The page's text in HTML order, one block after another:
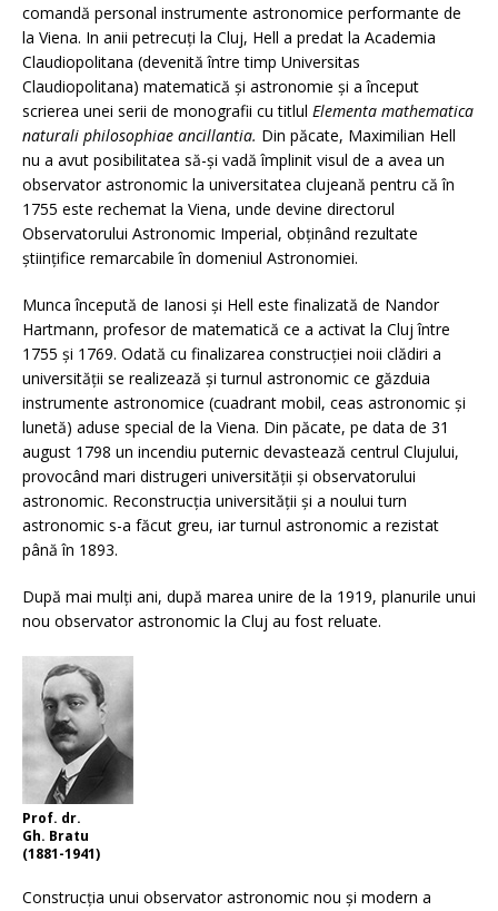
comandă personal instrumente astronomice performante de
la Viena. In anii petrecuţi la Cluj, Hell a predat la Academia
Claudiopolitana (devenită între timp Universitas
Claudiopolitana) matematică şi astronomie şi a început
scrierea unei serii de monografii cu titlul Elementa mathematica
naturali philosophiae ancillantia. Din păcate, Maximilian Hell
nu a avut posibilitatea să-şi vadă împlinit visul de a avea un
observator astronomic la universitatea clujeană pentru că în
1755 este rechemat la Viena, unde devine directorul
Observatorului Astronomic Imperial, obţinând rezultate
ştiinţifice remarcabile în domeniul Astronomiei.
Munca începută de Ianosi şi Hell este finalizată de Nandor
Hartmann, profesor de matematică ce a activat la Cluj între
1755 şi 1769. Odată cu finalizarea construcţiei noii clădiri a
universităţii se realizează şi turnul astronomic ce găzduia
instrumente astronomice (cuadrant mobil, ceas astronomic şi
lunetă) aduse special de la Viena. Din păcate, pe data de 31
august 1798 un incendiu puternic devastează centrul Clujului,
provocând mari distrugeri universităţii şi observatorului
astronomic. Reconstrucţia universităţii şi a noului turn
astronomic s-a făcut greu, iar turnul astronomic a rezistat
până în 1893.
După mai mulţi ani, după marea unire de la 1919, planurile unui
nou observator astronomic la Cluj au fost reluate.
Prof. dr.
Gh. Bratu
(1881-1941)
Construcţia unui observator astronomic nou şi modern a